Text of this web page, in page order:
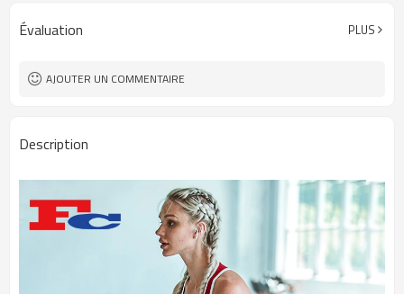
Étiquette et étiquette
Évaluation PLUS
AJOUTER UN COMMENTAIRE
Description